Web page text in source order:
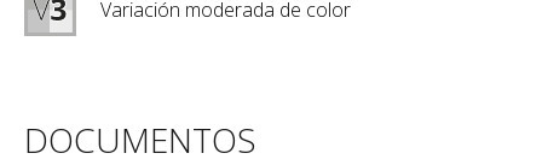
Variación moderada de color
DOCUMENTOS